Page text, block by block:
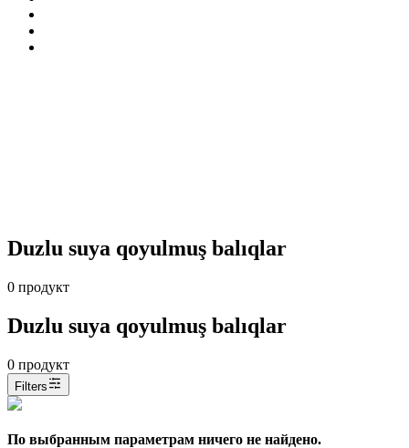
Duzlu suya qoyulmuş balıqlar
0 продукт
Duzlu suya qoyulmuş balıqlar
0 продукт
Filters
По выбранным параметрам ничего не найдено.